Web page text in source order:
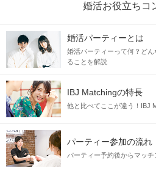
婚活お役立ちコ
婚活パーティーとは
婚活パーティーって何？ど
ることを解説
IBJ Matchingの特長
他と比べてここが違う！IBJ
パーティー参加の流れ
パーティー予約後からマッ